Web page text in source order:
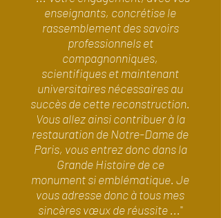
enseignants, concrétise le
rassemblement des savoirs
professionnels et
compagnonniques,
scientifiques et maintenant
universitaires nécessaires au
succès de cette reconstruction.
Vous allez ainsi contribuer à la
restauration de Notre-Dame de
Paris, vous entrez donc dans la
Grande Histoire de ce
monument si emblématique. Je
vous adresse donc à tous mes
sincères vœux de réussite ..."